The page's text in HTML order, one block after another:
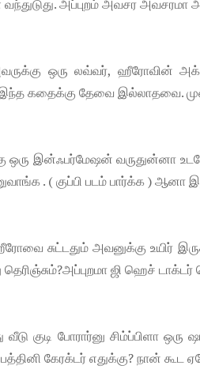
அப்புறம் அவசர அவசரமா
ஒரு லவ்வர், ஹீரோவின்
கதைக்கு தேவை இல்லாதவை.
ஒரு இன்ஃபர்மேஷன் வருதுன்னா
. ( குப்பி படம் பார்க்க ) ஆனா
சுட்டதும் அவனுக்கு உயிர்
ஜி ஹெச்
வீடு குடி போரார்னு சிம்ப்பிளா
கேரக்டர் எதுக்கு? நான்